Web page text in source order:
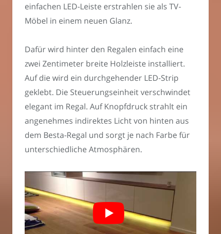
einfachen LED-Leiste erstrahlen sie als TV-
Möbel in einem neuen Glanz.
Dafür wird hinter den Regalen einfach eine
zwei Zentimeter breite Holzleiste installiert.
Auf die wird ein durchgehender LED-Strip
geklebt. Die Steuerungseinheit verschwindet
elegant im Regal. Auf Knopfdruck strahlt ein
angenehmes indirektes Licht von hinten aus
dem Besta-Regal und sorgt je nach Farbe für
unterschiedliche Atmosphären.